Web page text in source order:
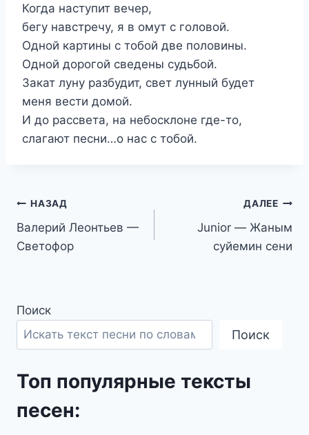
Когда наступит вечер,
бегу навстречу, я в омут с головой.
Одной картины с тобой две половины.
Одной дорогой сведены судьбой.
Закат луну разбудит, свет лунный будет
меня вести домой.
И до рассвета, на небосклоне где-то,
слагают песни…о нас с тобой.
Навигация
по
НАЗАД
Валерий Леонтьев —
Светофор
ДАЛЕЕ
Junior — Жаным
суйемин сени
Поиск
Поиск
Топ популярные тексты
песен: